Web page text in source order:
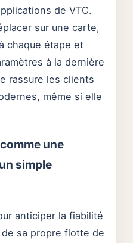
de VTC.
sur une carte,
chaque étape et
à la dernière
rassure les clients
même si elle
une
simple
anticiper la fiabilité
sa propre flotte de